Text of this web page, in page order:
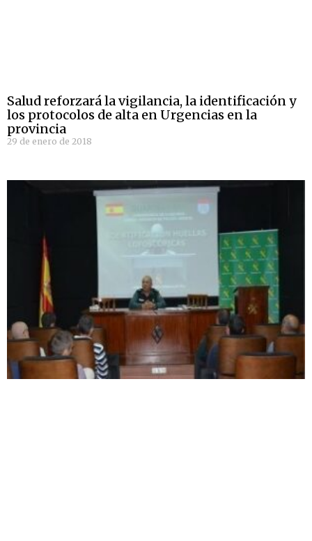
Salud reforzará la vigilancia, la identificación y
los protocolos de alta en Urgencias en la
provincia
29 de enero de 2018